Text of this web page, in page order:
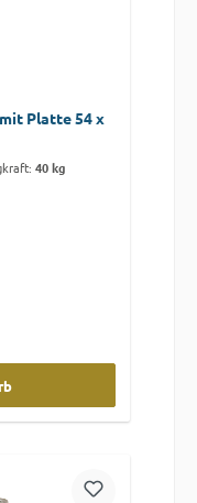
Platte 54 x
40 kg